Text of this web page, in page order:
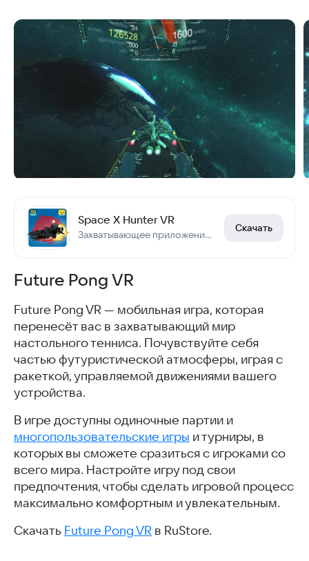
Space X Hunter VR
Захватывающее приложение виртуальной реальности
Скачать
Future Pong VR
Future Pong VR — мобильная игра, которая
перенесёт вас в захватывающий мир
настольного тенниса. Почувствуйте себя
частью футуристической атмосферы, играя с
ракеткой, управляемой движениями вашего
устройства.
В игре доступны одиночные партии и
многопользовательские игры и турниры, в
которых вы сможете сразиться с игроками со
всего мира. Настройте игру под свои
предпочтения, чтобы сделать игровой процесс
максимально комфортным и увлекательным.
Скачать Future Pong VR в RuStore.